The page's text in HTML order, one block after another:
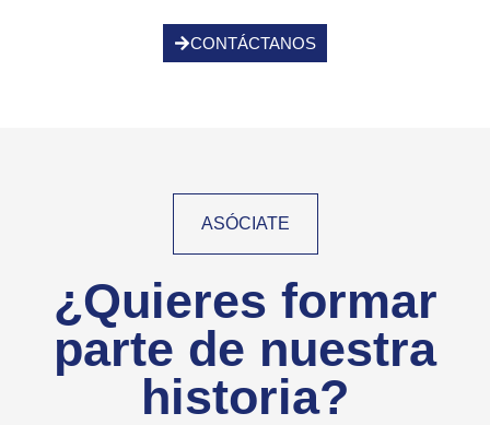
CONTÁCTANOS
ASÓCIATE
¿Quieres formar
parte de nuestra
historia?​